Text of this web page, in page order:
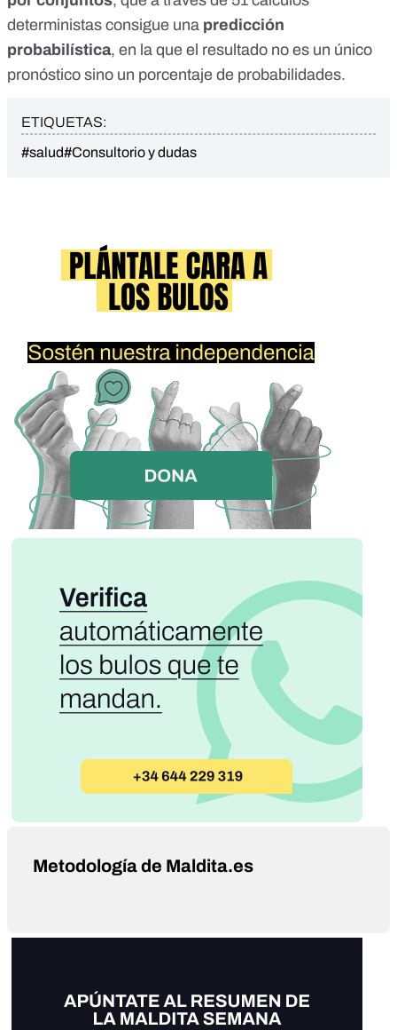
deterministas consigue una predicción
probabilística, en la que el resultado no es un único
pronóstico sino un porcentaje de probabilidades.
ETIQUETAS:
#salud#Consultorio y dudas
Metodología de Maldita.es